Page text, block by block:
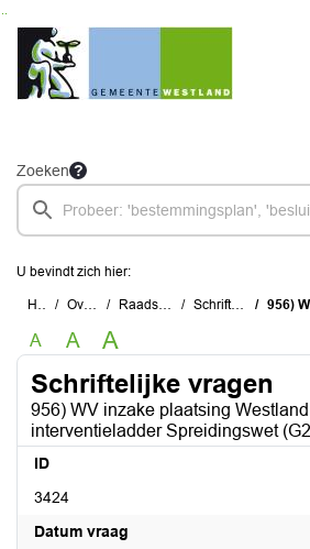
Ga naar de inhoud van deze pagina
Ga naar het zoeken
Ga naar het menu
Zoeken
U bevindt zich hier:
Home Overzichten Raadsinstrumenten Schriftelijke vragen 956) WV inzake
A A A
Schriftelijke vragen
956) WV inzake plaatsing
interventieladder Spreidingswet
ID
3424
Datum vraag